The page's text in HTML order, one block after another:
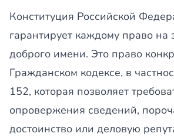
Конституция Российской
гарантирует каждому право на
доброго имени. Это право
Гражданском кодексе, в
152, которая позволяет
опровержения сведений,
достоинство или деловую